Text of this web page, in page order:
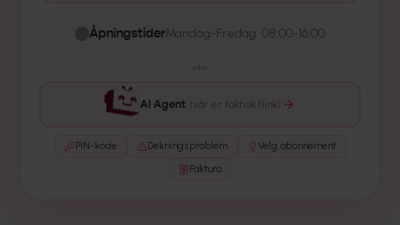
ÅpningstiderMandag-Fredag: 08:00-16:00
AI Agent (vår er faktisk flink)
PIN-kode Dekningsproblem
Velg abonnement
Faktura